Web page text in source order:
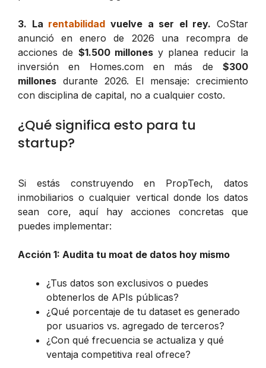
3. La rentabilidad vuelve a ser el rey. CoStar
anunció en enero de 2026 una recompra de
acciones de $1.500 millonesy planea reducir la
inversión en Homes.com en más de $300
millones durante 2026. El mensaje: crecimiento
con disciplina de capital, no a cualquier costo.
¿Qué significa esto para tu
startup?
Si estás construyendo en PropTech, datos
inmobiliarios o cualquier vertical donde los datos
sean core, aquí hay acciones concretas que
puedes implementar:
Acción 1: Audita tu moat de datos hoy mismo
¿Tus datos son exclusivos o puedes
obtenerlos de APIs públicas?
¿Qué porcentaje de tu dataset es generado
por usuarios vs. agregado de terceros?
¿Con qué frecuencia se actualiza y qué
ventaja competitiva real ofrece?